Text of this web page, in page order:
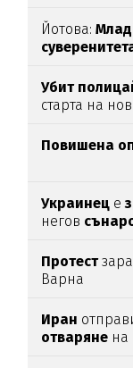
Йотова:
Убит
старта на
Повишена
Украинец е
негов
Протест
Варна
Иран
отваряне на